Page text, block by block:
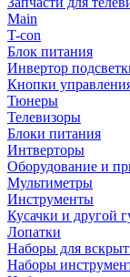
Main
T-con
Блок питания
Инвертор
Кнопки
Тюнеры
Телевизоры
Блоки питания
Интверторы
Оборудование и
Мультиметры
Инструменты
Кусачки и другой
Лопатки
Наборы для
Наборы